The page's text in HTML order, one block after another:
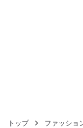
トップ ファッショ